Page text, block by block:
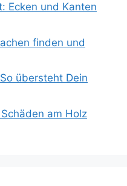
Ecken und Kanten
finden und
übersteht Dein
am Holz